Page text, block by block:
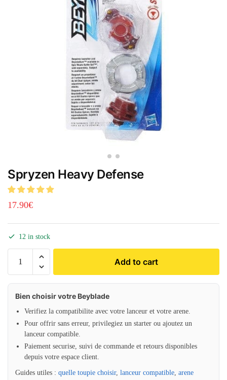
Spryzen Heavy Defense
17.90€
12 in stock
Add to cart
Bien choisir votre Beyblade
Verifiez la compatibilite avec votre lanceur et votre arene.
Pour offrir sans erreur, privilegiez un starter ou ajoutez un
lanceur compatible.
Paiement securise, suivi de commande et retours disponibles
depuis votre espace client.
Guides utiles : quelle toupie choisir, lanceur compatible arene